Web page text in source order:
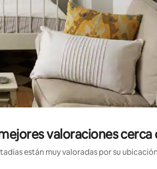
valoraciones cerca
están muy valoradas por su